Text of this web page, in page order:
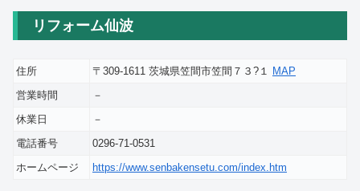
リフォーム仙波
住所 〒309-1611 茨城県笠間市笠間７３?１
MAP
営業時間
－
休業日
－
電話番号
0296-71-0531
ホームページ
https://www.senbakensetu.com/index.htm